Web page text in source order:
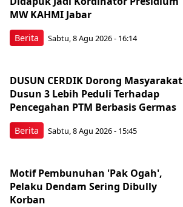
Berita
MW KAHMI Jabar
Sabtu, 8 Agu 2026 - 16:14
Berita
DUSUN CERDIK Dorong Masyarakat
Dusun 3 Lebih Peduli Terhadap
Pencegahan PTM Berbasis Germas
Sabtu, 8 Agu 2026 - 15:45
Motif Pembunuhan 'Pak Ogah',
Pelaku Dendam Sering Dibully
Korban